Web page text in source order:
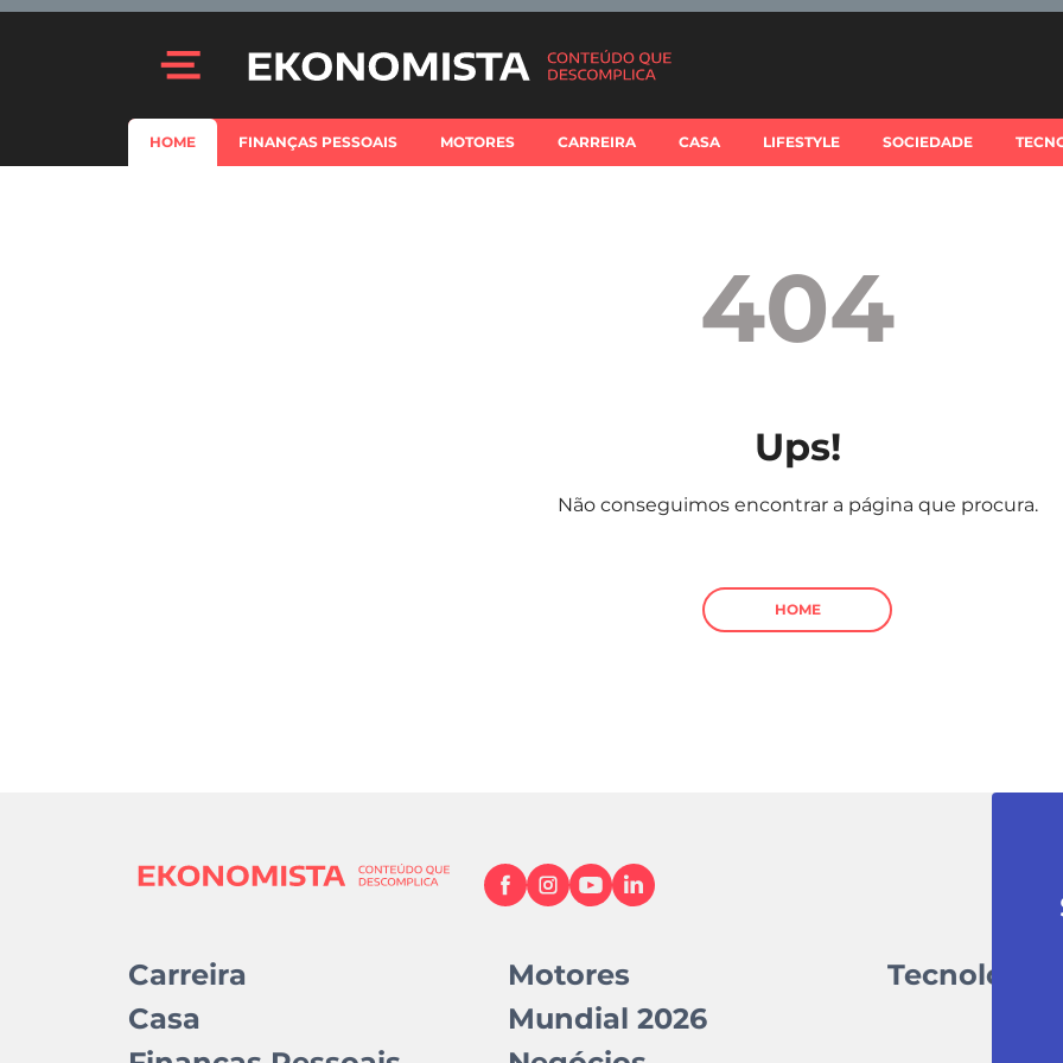
HOME FINANÇAS PESSOAIS MOTORES CARREIRA CASA LIFESTYLE SOCIEDADE
404
Ups!
Não conseguimos encontrar a página que procura.
HOME
Carreira
Casa
Motores
Mundial 2026
Tecnologia